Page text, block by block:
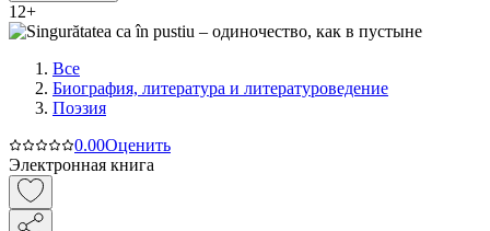
12+
Все
Биография, литература и литературоведение
Поэзия
0.00Оценить
Электронная книга